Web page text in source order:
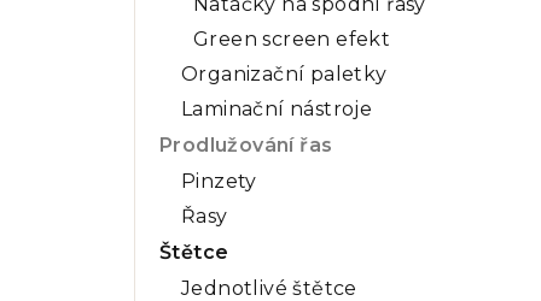
Green screen efekt
Organizační paletky
Laminační nástroje
Prodlužování řas
Pinzety
Řasy
Štětce
Jednotlivé štětce